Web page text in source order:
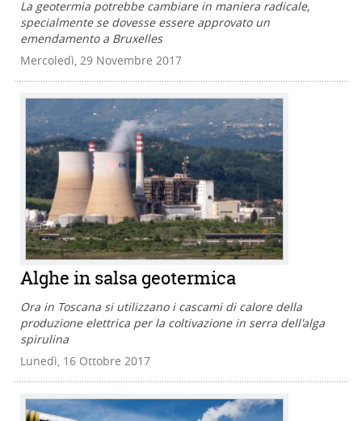
La geotermia potrebbe cambiare in maniera radicale,
specialmente se dovesse essere approvato un
emendamento a Bruxelles
Mercoledì, 29 Novembre 2017
Alghe in salsa geotermica
Ora in Toscana si utilizzano i cascami di calore della
produzione elettrica per la coltivazione in serra dell'alga
spirulina
Lunedì, 16 Ottobre 2017